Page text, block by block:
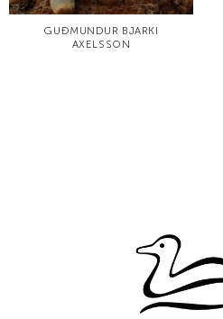
GUÐMUNDUR BJARKI
AXELSSON